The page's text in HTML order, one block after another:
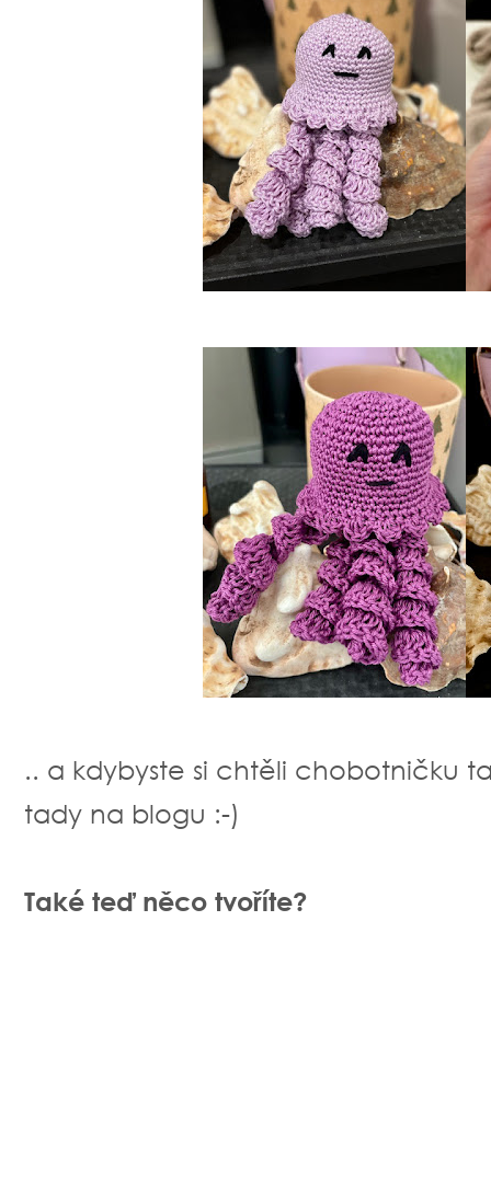
.. a kdybyste si chtěli chobotničku
tady na blogu :-)
Také teď něco tvoříte?